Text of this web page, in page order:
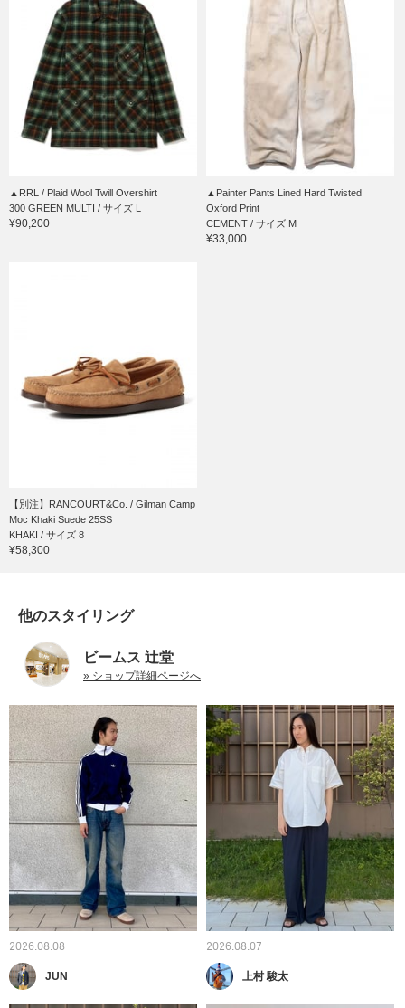
▲RRL / Plaid Wool Twill Overshirt
300 GREEN MULTI / サイズ L
¥90,200
▲Painter Pants Lined Hard Twisted
Oxford Print
CEMENT / サイズ M
¥33,000
【別注】RANCOURT&Co. / Gilman Camp
Moc Khaki Suede 25SS
KHAKI / サイズ 8
¥58,300
他のスタイリング
ビームス 辻堂
» ショップ詳細ページへ
2026.08.08
JUN
2026.08.07
上村 駿太